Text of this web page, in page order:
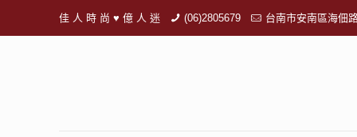
佳 人 時 尚 ♥ 億 人 迷 (06)2805679 台南市安南區海佃